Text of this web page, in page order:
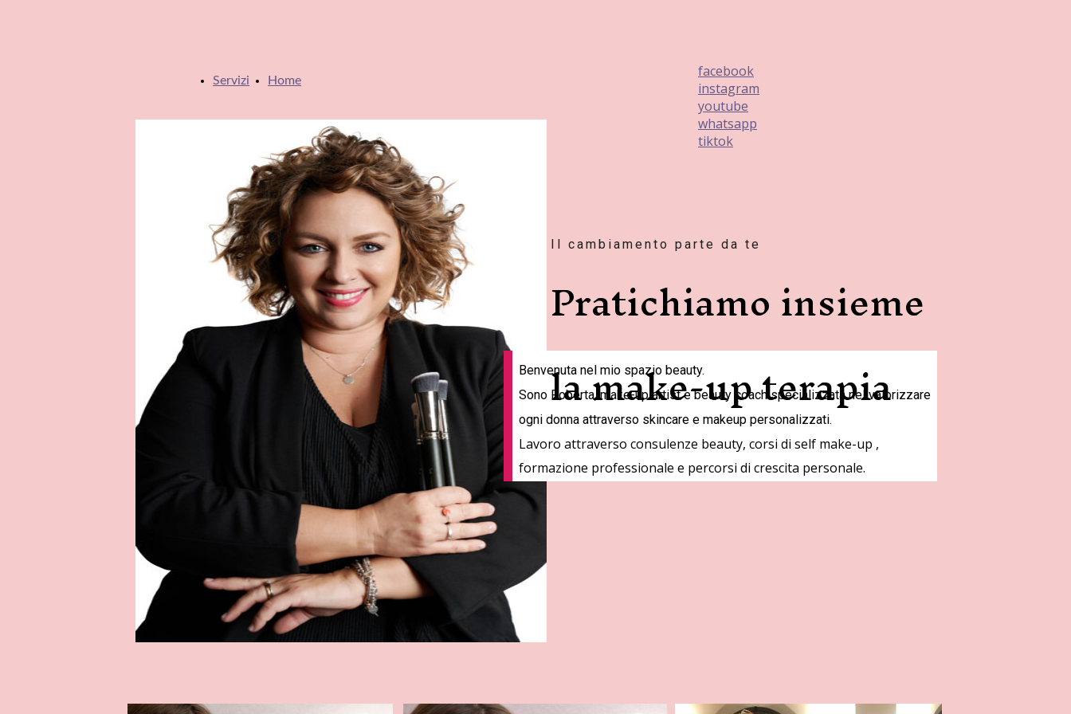
facebook
instagram
youtube
whatsapp
tiktok
Servizi Home
Il cambiamento parte da te
Pratichiamo insieme
la make-up terapia
Benvenuta nel mio spazio beauty.
Sono Roberta, make-up artist e beauty coach specializzata nel valorizzare
ogni donna attraverso skincare e makeup personalizzati.
Lavoro attraverso consulenze beauty, corsi di self make-up ,
formazione professionale e percorsi di crescita personale.